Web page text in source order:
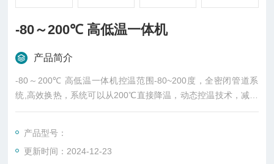
-80～200℃ 高低温一体机
产品简介
-80～200℃ 高低温一体机控温范围-80~200度，全密闭管道系
统,高效换热，系统可以从200℃直接降温，动态控温技术，减少
滞后性，高放热反应时可以精准控制反应釜内温度
产品型号：
更新时间：2024-12-23